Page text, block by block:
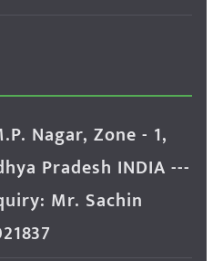
Nagar, Zone - 1,
Pradesh INDIA ---
Mr. Sachin